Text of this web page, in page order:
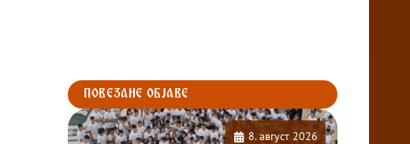
ПОВЕЗАНЕ ОБЈАВЕ
8. август 2026